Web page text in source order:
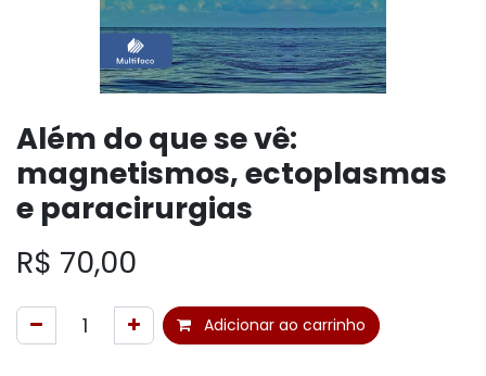
Além do que se vê:
magnetismos, ectoplasmas
e paracirurgias
R$ 70,00
Adicionar ao carrinho